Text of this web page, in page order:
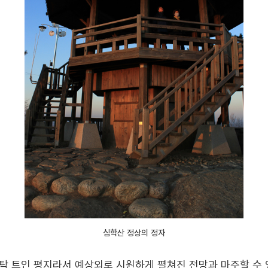
심학산 정상의 정자
트인 평지라서 예상외로 시원하게 펼쳐진 전망과 마주할 수